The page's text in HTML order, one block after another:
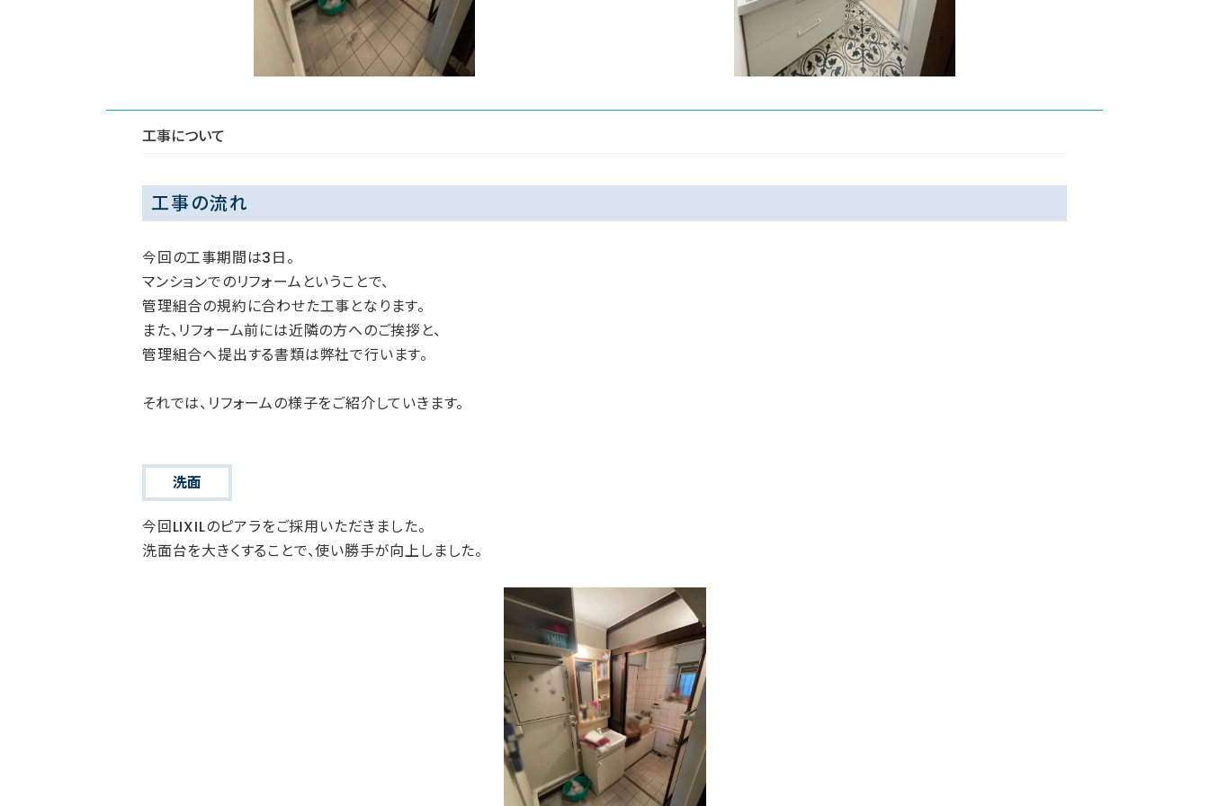
工事について
工事の流れ
今回の工事期間は3日。
マンションでのリフォームということで、
管理組合の規約に合わせた工事となります。
また、リフォーム前には近隣の方へのご挨拶と、
管理組合へ提出する書類は弊社で行います。
それでは、リフォームの様子をご紹介していきます。
洗面
今回LIXILのピアラをご採用いただきました。
洗面台を大きくすることで、使い勝手が向上しました。